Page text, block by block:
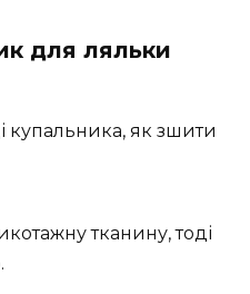
для ляльки
купальника, як зшити
тканину, тоді